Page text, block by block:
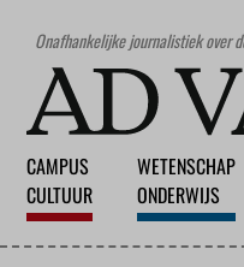
Onafhankelijke journalistiek over
CAMPUS
CULTUUR
WETENSCHAP
ONDERWIJS